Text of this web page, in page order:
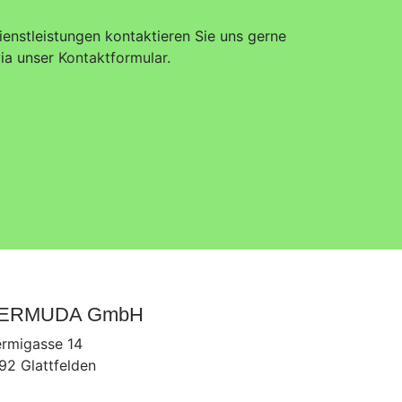
kontaktieren Sie uns gerne
unser Kontaktformular.
GmbH
14
Glattfelden